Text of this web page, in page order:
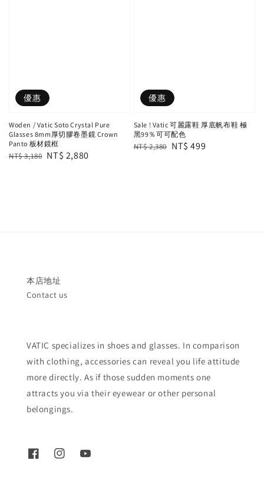
優惠
Woden / Vatic Soto Crystal Pure
Glasses 8mm厚切膠卷墨鏡 Crown
Panto 板材鏡框
Regular
NT$ 3,180 Sale
NT$ 2,880
優惠
Sale ! Vatic 可麗露鞋 厚底帆布鞋 極
黑99％可可配色
Regular
NT$ 2,380 Sale
NT$ 499
本店地址
Contact us
VATIC specializes in shoes and glasses. In comparison
with clothing, accessories can reveal you life attitude
more directly. As if those sudden moments one
attracts you via their eyewear or other personal
belongings.